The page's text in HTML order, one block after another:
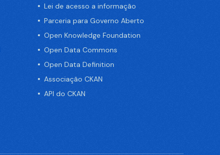
Lei de acesso a informação
Parceria para Governo Aberto
Open Knowledge Foundation
Open Data Commons
Open Data Definition
Associação CKAN
API do CKAN